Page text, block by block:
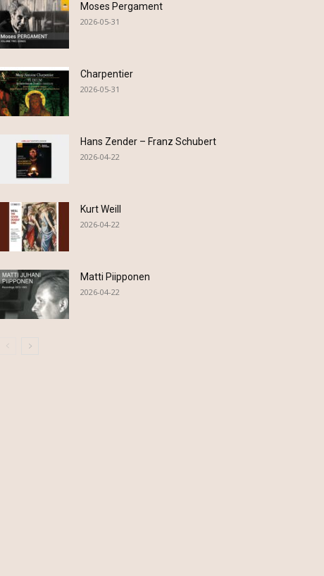
Moses Pergament
2026-05-31
Charpentier
2026-05-31
Hans Zender – Franz Schubert
2026-04-22
Kurt Weill
2026-04-22
Matti Piipponen
2026-04-22